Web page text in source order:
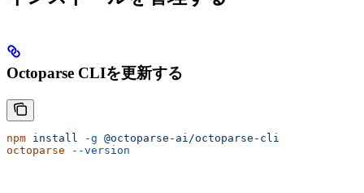
Octoparse CLIを更新する
npm install -g @octoparse-ai/octoparse-cli
octoparse --version